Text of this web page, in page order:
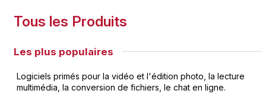
Tous les Produits
Les plus populaires
Logiciels primés pour la vidéo et l'édition photo, la lecture
multimédia, la conversion de fichiers, le chat en ligne.